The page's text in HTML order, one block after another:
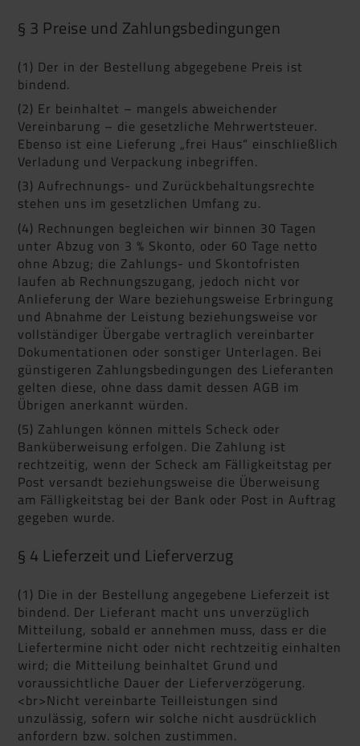
§ 3 Preise und Zahlungsbedingungen
(1) Der in der Bestellung abgegebene Preis ist
bindend.
(2) Er beinhaltet – mangels abweichender
Vereinbarung – die gesetzliche Mehrwertsteuer.
Ebenso ist eine Lieferung „frei Haus“ einschließlich
Verladung und Verpackung inbegriffen.
(3) Aufrechnungs- und Zurückbehaltungsrechte
stehen uns im gesetzlichen Umfang zu.
(4) Rechnungen begleichen wir binnen 30 Tagen
unter Abzug von 3 % Skonto, oder 60 Tage netto
ohne Abzug; die Zahlungs- und Skontofristen
laufen ab Rechnungszugang, jedoch nicht vor
Anlieferung der Ware beziehungsweise Erbringung
und Abnahme der Leistung beziehungsweise vor
vollständiger Übergabe vertraglich vereinbarter
Dokumentationen oder sonstiger Unterlagen. Bei
günstigeren Zahlungsbedingungen des Lieferanten
gelten diese, ohne dass damit dessen AGB im
Übrigen anerkannt würden.
(5) Zahlungen können mittels Scheck oder
Banküberweisung erfolgen. Die Zahlung ist
rechtzeitig, wenn der Scheck am Fälligkeitstag per
Post versandt beziehungsweise die Überweisung
am Fälligkeitstag bei der Bank oder Post in Auftrag
gegeben wurde.
§ 4 Lieferzeit und Lieferverzug
(1) Die in der Bestellung angegebene Lieferzeit ist
bindend. Der Lieferant macht uns unverzüglich
Mitteilung, sobald er annehmen muss, dass er die
Liefertermine nicht oder nicht rechtzeitig einhalten
wird; die Mitteilung beinhaltet Grund und
voraussichtliche Dauer der Lieferverzögerung.
<br>Nicht vereinbarte Teilleistungen sind
unzulässig, sofern wir solche nicht ausdrücklich
anfordern bzw. solchen zustimmen.